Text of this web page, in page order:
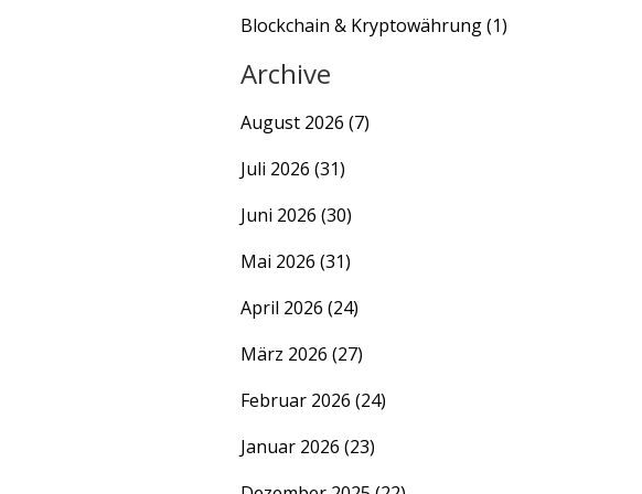
Blockchain & Kryptowährung(1)
Archive
August 2026 (7)
Juli 2026 (31)
Juni 2026 (30)
Mai 2026 (31)
April 2026 (24)
März 2026 (27)
Februar 2026 (24)
Januar 2026 (23)